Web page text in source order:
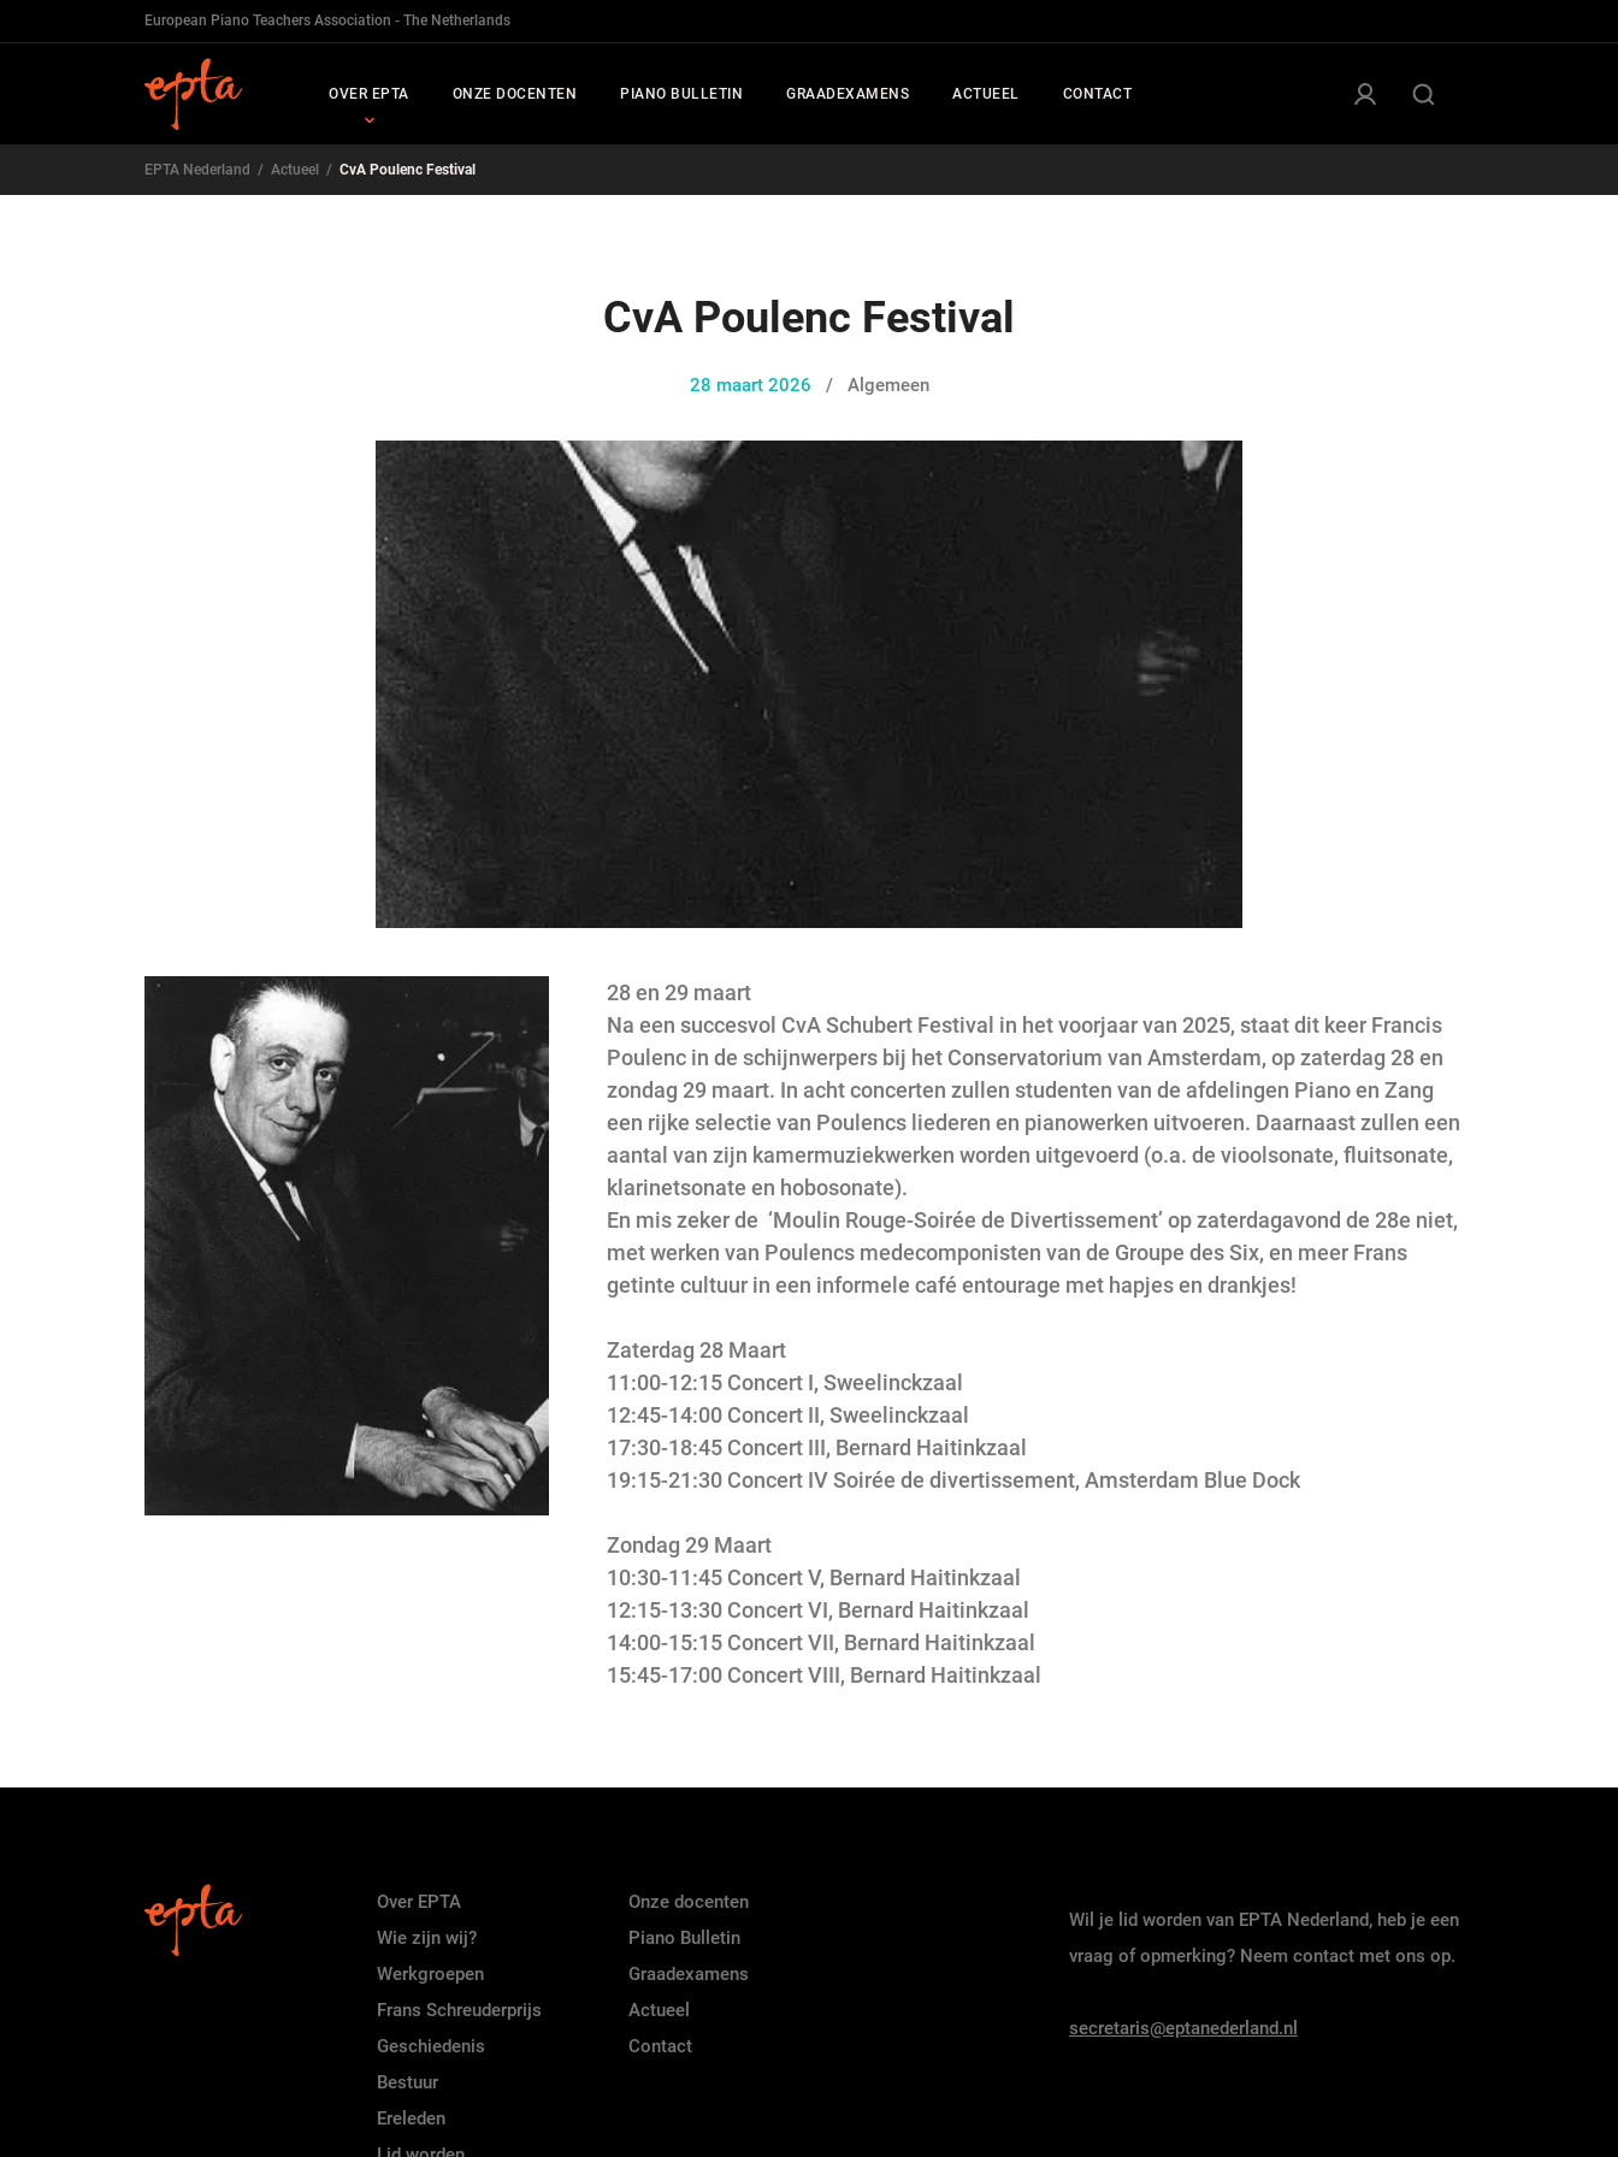
European Piano Teachers Association - The Netherlands
OVER EPTA ONZE DOCENTEN PIANO BULLETIN GRAADEXAMENS ACTUEEL CONTACT
EPTA Nederland / Actueel / CvA Poulenc Festival
CvA Poulenc Festival
28 maart 2026 / Algemeen
28 en 29 maart
Na een succesvol CvA Schubert Festival in het voorjaar van 2025, staat dit keer Francis
Poulenc in de schijnwerpers bij het Conservatorium van Amsterdam, op zaterdag 28 en
zondag 29 maart. In acht concerten zullen studenten van de afdelingen Piano en Zang
een rijke selectie van Poulencs liederen en pianowerken uitvoeren. Daarnaast zullen een
aantal van zijn kamermuziekwerken worden uitgevoerd (o.a. de vioolsonate, fluitsonate,
klarinetsonate en hobosonate).
En mis zeker de ‘Moulin Rouge-Soirée de Divertissement’ op zaterdagavond de 28e niet,
met werken van Poulencs medecomponisten van de Groupe des Six, en meer Frans
getinte cultuur in een informele café entourage met hapjes en drankjes!
Zaterdag 28 Maart
11:00-12:15 Concert I, Sweelinckzaal
12:45-14:00 Concert II, Sweelinckzaal
17:30-18:45 Concert III, Bernard Haitinkzaal
19:15-21:30 Concert IV Soirée de divertissement, Amsterdam Blue Dock
Zondag 29 Maart
10:30-11:45 Concert V, Bernard Haitinkzaal
12:15-13:30 Concert VI, Bernard Haitinkzaal
14:00-15:15 Concert VII, Bernard Haitinkzaal
15:45-17:00 Concert VIII, Bernard Haitinkzaal
Over EPTA
Wie zijn wij?
Werkgroepen
Frans Schreuderprijs
Geschiedenis
Bestuur
Ereleden
Onze docenten
Piano Bulletin
Graadexamens
Actueel
Contact
Wil je lid worden van EPTA Nederland, heb je een
vraag of opmerking? Neem contact met ons op.
secretaris@eptanederland.nl